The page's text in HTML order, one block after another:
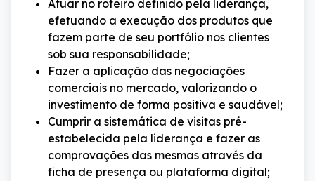
Atuar no roteiro definido pela liderança,
efetuando a execução dos produtos que
fazem parte de seu portfólio nos clientes
sob sua responsabilidade;
Fazer a aplicação das negociações
comerciais no mercado, valorizando o
investimento de forma positiva e saudável;
Cumprir a sistemática de visitas pré-
estabelecida pela liderança e fazer as
comprovações das mesmas através da
ficha de presença ou plataforma digital;